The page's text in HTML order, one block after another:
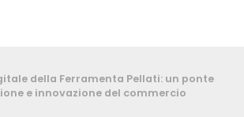
della Ferramenta Pellati: un ponte
e innovazione del commercio